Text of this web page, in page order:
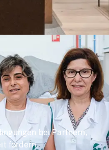
bei Partnern,
fördern,